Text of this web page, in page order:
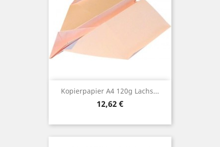
Kopierpapier A4 120g Lachs...
Preis
12,62 €